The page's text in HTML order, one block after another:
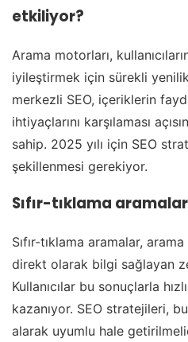
etkiliyor?
Arama motorları,
iyileştirmek için sürekli
merkezli SEO, içeriklerin
ihtiyaçlarını karşılaması
sahip. 2025 yılı için SEO
şekillenmesi gerekiyor.
Sıfır-tıklama
Sıfır-tıklama aramalar,
direkt olarak bilgi sağlayan
Kullanıcılar bu sonuçlarla
kazanıyor. SEO stratejileri,
alarak uyumlu hale